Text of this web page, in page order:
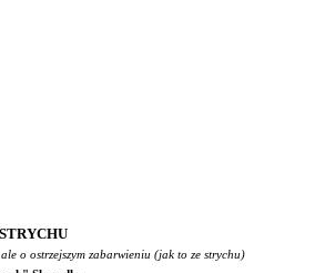
o ostrzejszym zabarwieniu (jak to ze strychu)